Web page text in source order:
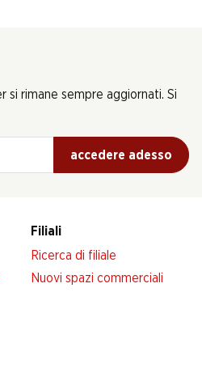
si rimane sempre aggiornati. Si
accedere adesso
Filiali
Ricerca di filiale
Nuovi spazi commerciali